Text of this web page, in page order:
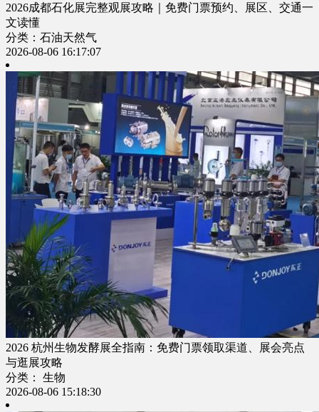
2026成都石化展完整观展攻略｜免费门票预约、展区、交通一
文读懂
分类：石油天然气
2026-08-06 16:17:07
2026 杭州生物发酵展全指南：免费门票领取渠道、展会亮点
与逛展攻略
分类： 生物
2026-08-06 15:18:30